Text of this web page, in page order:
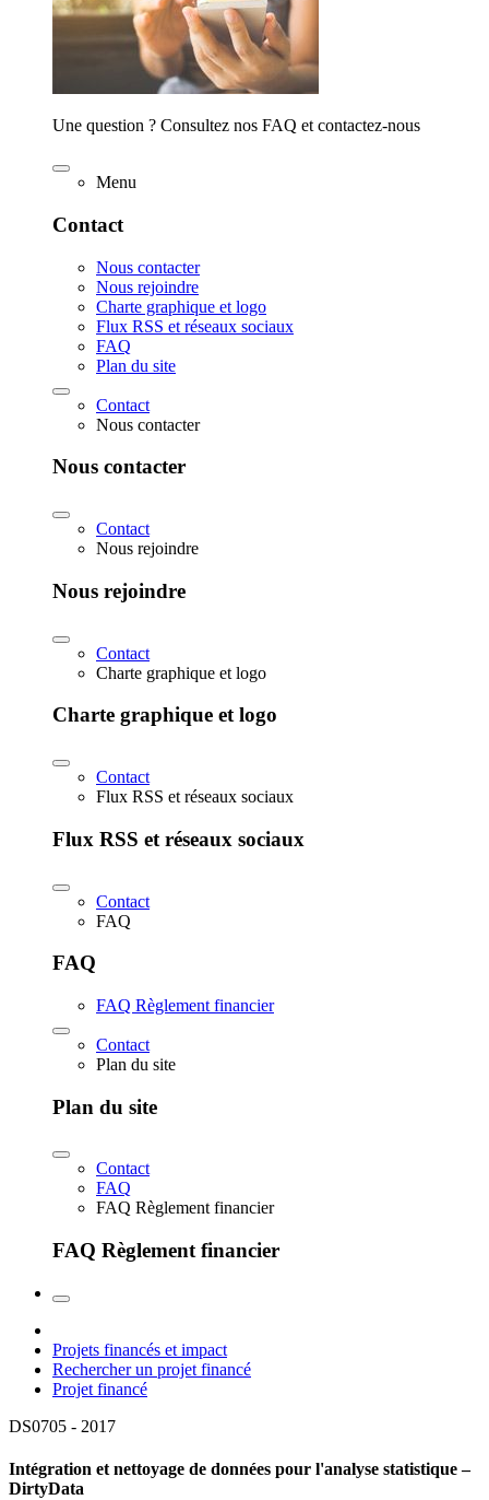
Une question ? Consultez nos FAQ et contactez-nous
Menu
Contact
Nous contacter
Nous rejoindre
Charte graphique et logo
Flux RSS et réseaux sociaux
FAQ
Plan du site
Contact
Nous contacter
Nous contacter
Contact
Nous rejoindre
Nous rejoindre
Contact
Charte graphique et logo
Charte graphique et logo
Contact
Flux RSS et réseaux sociaux
Flux RSS et réseaux sociaux
Contact
FAQ
FAQ
FAQ Règlement financier
Contact
Plan du site
Plan du site
Contact
FAQ
FAQ Règlement financier
FAQ Règlement financier
Projets financés et impact
Rechercher un projet financé
Projet financé
DS0705 - 2017
Intégration et nettoyage de données pour l'analyse statistique –
DirtyData